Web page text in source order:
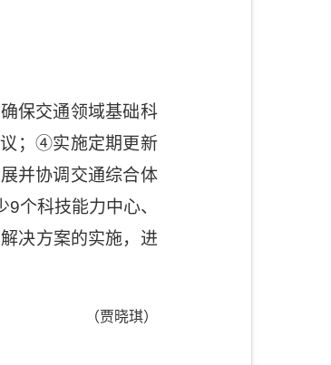
保交通领域基础科
； ④实施定期更新
并协调交通综合体
9个科技能力中心、
决方案的实施，进
（贾晓琪）